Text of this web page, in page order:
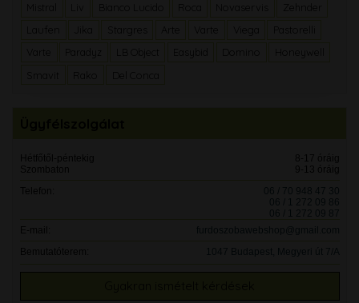
Mistral
Bianco Lucido Novaservis
Zehnder
Laufen
Stargres Arte Varte Viega
Pastorelli
Varte
LB Object
Honeywell
Smavit
Del Conca
Hétfőtől-péntekig
8-17 óráig
Szombaton
9-13 óráig
Telefon:
06 / 70 948 47 30
06 / 1 272 09 86
06 / 1 272 09 87
furdoszobawebshop@gmail.com
Bemutatóterem:
1047 Budapest, Megyeri út 7/A